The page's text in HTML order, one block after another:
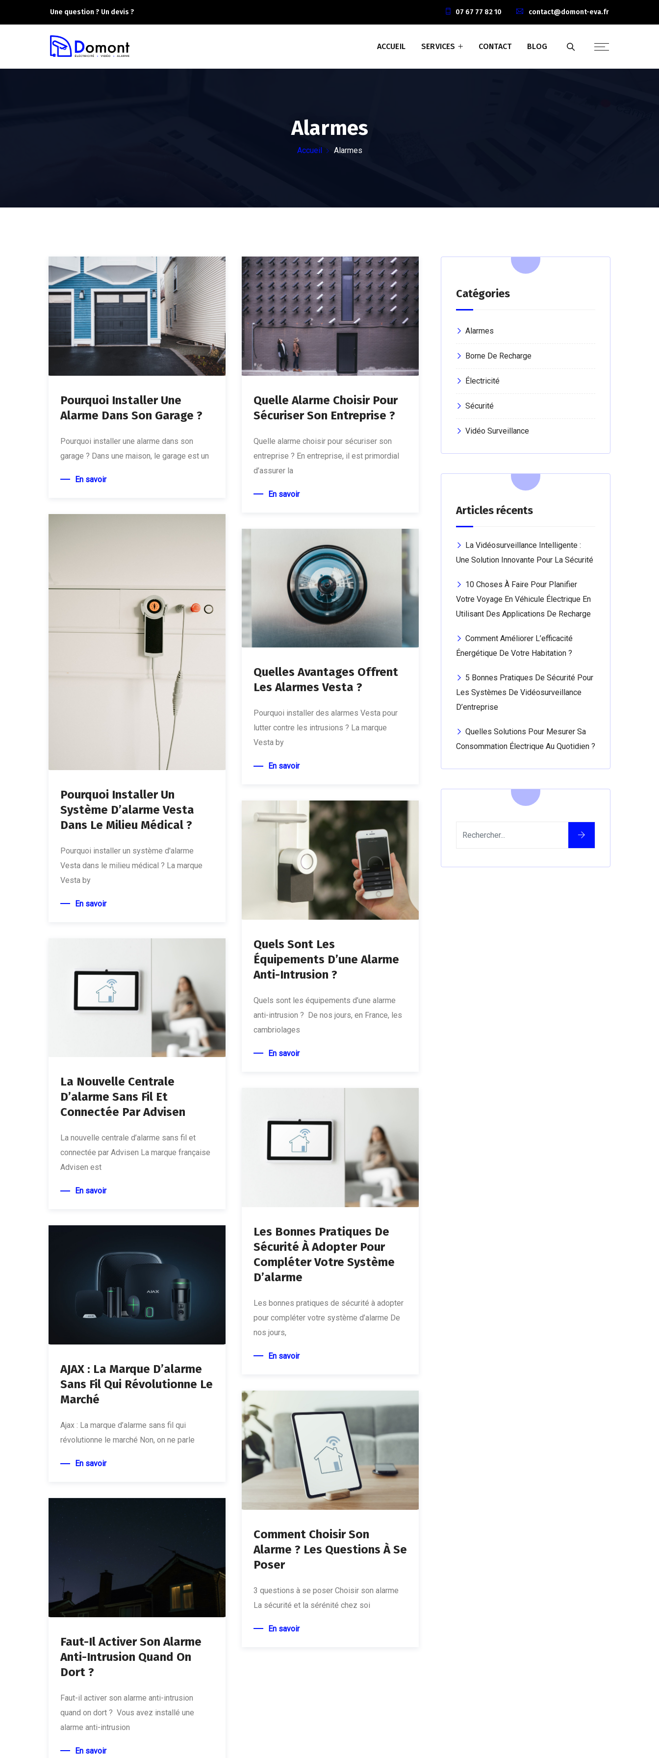
Une question ? Un devis ? 07 67 77 82 10 contact@domont-eva.fr
ACCUEIL SERVICES CONTACT BLOG
Alarmes
Accueil Alarmes
Pourquoi Installer Une
Alarme Dans Son Garage ?
Pourquoi installer une alarme dans son
garage ? Dans une maison, le garage est un
En savoir
Quelle Alarme Choisir Pour
Sécuriser Son Entreprise ?
Quelle alarme choisir pour sécuriser son
entreprise ? En entreprise, il est primordial
d’assurer la
En savoir
Pourquoi Installer Un
Système D’alarme Vesta
Dans Le Milieu Médical ?
Pourquoi installer un système d'alarme
Vesta dans le milieu médical ? La marque
Vesta by
En savoir
Quelles Avantages Offrent
Les Alarmes Vesta ?
Pourquoi installer des alarmes Vesta pour
lutter contre les intrusions ? La marque
Vesta by
En savoir
Quels Sont Les
Équipements D’une Alarme
Anti-Intrusion ?
Quels sont les équipements d’une alarme
anti-intrusion ? De nos jours, en France, les
cambriolages
En savoir
La Nouvelle Centrale
D’alarme Sans Fil Et
Connectée Par Advisen
La nouvelle centrale d’alarme sans fil et
connectée par Advisen La marque française
Advisen est
En savoir
Les Bonnes Pratiques De
Sécurité À Adopter Pour
Compléter Votre Système
D’alarme
Les bonnes pratiques de sécurité à adopter
pour compléter votre système d’alarme De
nos jours,
En savoir
AJAX : La Marque D’alarme
Sans Fil Qui Révolutionne Le
Marché
Ajax : La marque d’alarme sans fil qui
révolutionne le marché Non, on ne parle
En savoir
Comment Choisir Son
Alarme ? Les Questions À Se
Poser
3 questions à se poser Choisir son alarme
La sécurité et la sérénité chez soi
En savoir
Faut-Il Activer Son Alarme
Anti-Intrusion Quand On
Dort ?
Faut-il activer son alarme anti-intrusion
quand on dort ? Vous avez installé une
alarme anti-intrusion
En savoir
Catégories
Alarmes
Borne De Recharge
Électricité
Sécurité
Vidéo Surveillance
Articles récents
La Vidéosurveillance Intelligente :
Une Solution Innovante Pour La Sécurité
10 Choses À Faire Pour Planifier
Votre Voyage En Véhicule Électrique En
Utilisant Des Applications De Recharge
Comment Améliorer L’efficacité
Énergétique De Votre Habitation ?
5 Bonnes Pratiques De Sécurité Pour
Les Systèmes De Vidéosurveillance
D’entreprise
Quelles Solutions Pour Mesurer Sa
Consommation Électrique Au Quotidien ?